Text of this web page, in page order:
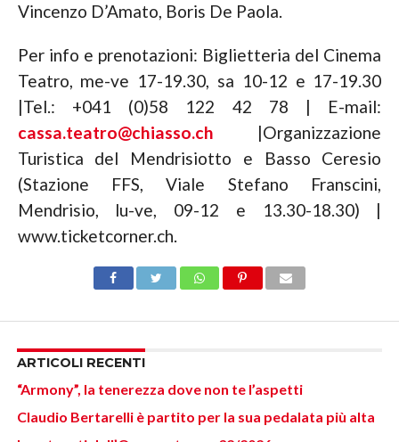
Vincenzo D’Amato, Boris De Paola.
Per info e prenotazioni: Biglietteria del Cinema
Teatro, me-ve 17-19.30, sa 10-12 e 17-19.30
|Tel.: +041 (0)58 122 42 78 | E-mail:
cassa.teatro@chiasso.ch |Organizzazione
Turistica del Mendrisiotto e Basso Ceresio
(Stazione FFS, Viale Stefano Franscini,
Mendrisio, lu-ve, 09-12 e 13.30-18.30) |
www.ticketcorner.ch.
ARTICOLI RECENTI
“Armony”, la tenerezza dove non te l’aspetti
Claudio Bertarelli è partito per la sua pedalata più alta